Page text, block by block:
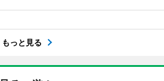
もっと見る